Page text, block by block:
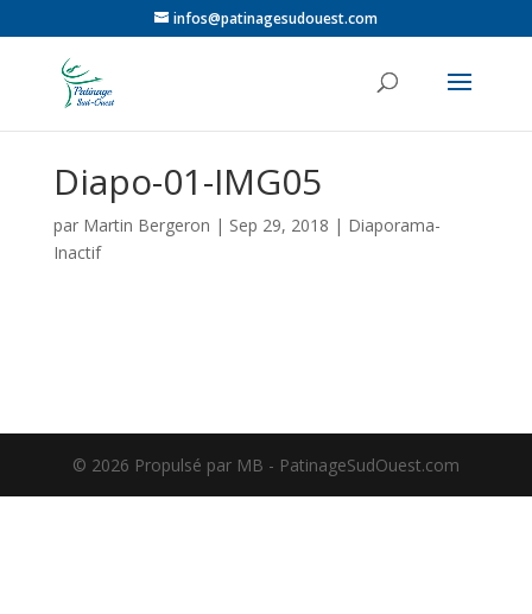
infos@patinagesudouest.com
Diapo-01-IMG05
par Martin Bergeron | Sep 29, 2018 | Diaporama-
Inactif
©️ 2026 Propulsé par MB - PatinageSudOuest.com